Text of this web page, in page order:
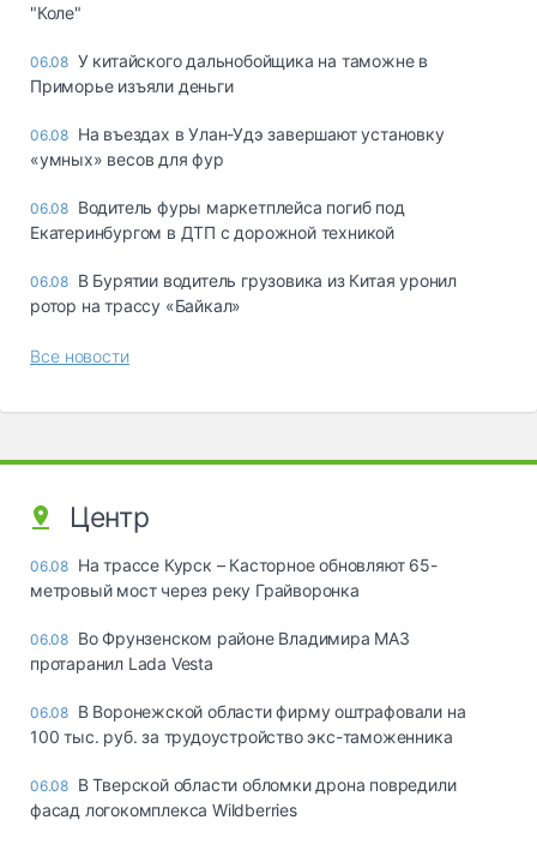
"Коле"
06.08 У китайского дальнобойщика на таможне в
Приморье изъяли деньги
06.08 Ha въeздax в Улaн-Удэ зaвepшaют ycтaнoвкy
«yмныx» вecoв для фyp
06.08 Водитель фуры маркетплейса погиб под
Екатеринбургом в ДТП с дорожной техникой
06.08 В Бурятии водитель грузовика из Китая уронил
ротор на трассу «Байкал»
Все новости
Центр
06.08 На трассе Курск – Касторное обновляют 65-
метровый мост через реку Грайворонка
06.08 Во Фрунзенском районе Владимира МАЗ
протаранил Lada Vesta
06.08 В Воронежской области фирму оштрафовали на
100 тыс. руб. за трудоустройство экс-таможенника
06.08 В Тверской области обломки дрона повредили
фасад логокомплекса Wildberries